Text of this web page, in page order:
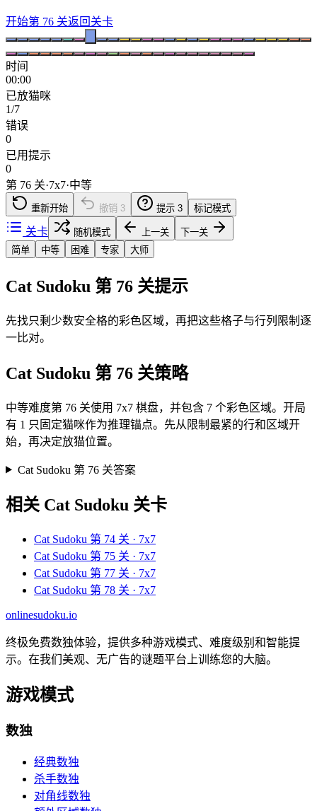
开始第 76 关返回关卡
时间
00:00
已放猫咪
1/7
错误
0
已用提示
0
第 76 关·7x7·中等
重新开始 撤销 3 提示 3 标记模式
关卡 随机模式 上一关
下一关
简单
中等 困难 专家 大师
Cat Sudoku 第 76 关提示
先找只剩少数安全格的彩色区域，再把这些格子与行列限制逐
一比对。
Cat Sudoku 第 76 关策略
中等难度第 76 关使用 7x7 棋盘，并包含 7 个彩色区域。开局
有 1 只固定猫咪作为推理锚点。先从限制最紧的行和区域开
始，再决定放猫位置。
Cat Sudoku 第 76 关答案
相关 Cat Sudoku 关卡
Cat Sudoku 第 74 关 · 7x7
Cat Sudoku 第 75 关 · 7x7
Cat Sudoku 第 77 关 · 7x7
Cat Sudoku 第 78 关 · 7x7
onlinesudoku.io
终极免费数独体验，提供多种游戏模式、难度级别和智能提
示。在我们美观、无广告的谜题平台上训练您的大脑。
游戏模式
数独
经典数独
杀手数独
对角线数独